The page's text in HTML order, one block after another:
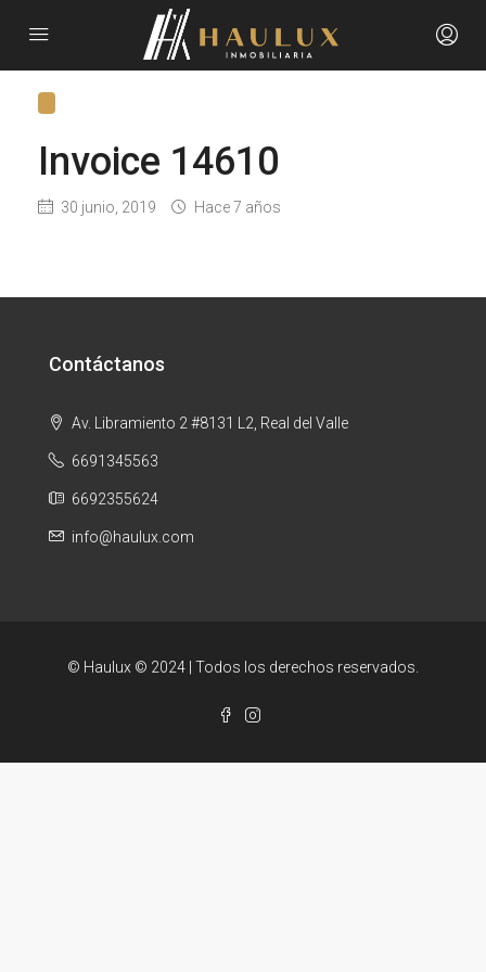
Invoice 14610
30 junio, 2019 Hace 7 años
Contáctanos
Av. Libramiento 2 #8131 L2, Real del Valle
6691345563
6692355624
info@haulux.com
© Haulux © 2024 | Todos los derechos reservados.